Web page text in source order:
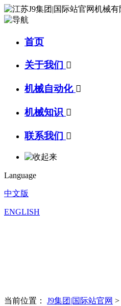
首页
关于我们 
机械自动化 
机械知识 
联系我们 
Language
中文版
ENGLISH
当前位置： J9集团|国际站官网 >